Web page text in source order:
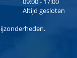
Altijd gesloten